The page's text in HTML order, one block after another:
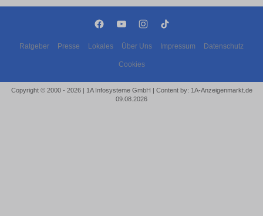
Ratgeber Presse Lokales Über Uns Impressum Datenschutz
Cookies
Copyright © 2000 - 2026 | 1A Infosysteme GmbH | Content by: 1A-Anzeigenmarkt.de
09.08.2026